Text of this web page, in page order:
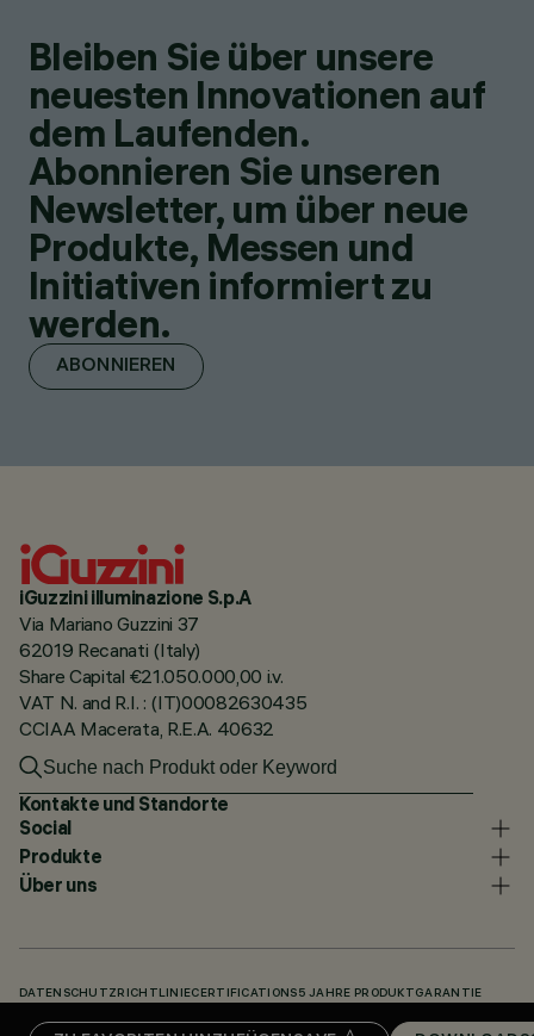
Bleiben Sie über unsere
neuesten Innovationen auf
dem Laufenden.
Abonnieren Sie unseren
Newsletter, um über neue
Produkte, Messen und
Initiativen informiert zu
werden.
ABONNIEREN
iGuzzini illuminazione S.p.A
Via Mariano Guzzini 37
62019 Recanati (Italy)
Share Capital €21.050.000,00 i.v.
VAT N. and R.I. : (IT)00082630435
CCIAA Macerata, R.E.A. 40632
Kontakte und Standorte
Social
Produkte
Über uns
DATENSCHUTZRICHTLINIECERTIFICATIONS 5 JAHRE PRODUKTGARANTIE